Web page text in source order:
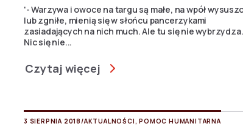
'- Warzywa i owoce na targu są małe, na wpół
lub zgniłe, mienią się w słońcu pancerzykami
zasiadających na nich much. Ale tu się nie wybrzydza.
Nic się nie...
Czytaj więcej
3 SIERPNIA 2018/AKTUALNOŚCI,POMOC HUMANITARNA